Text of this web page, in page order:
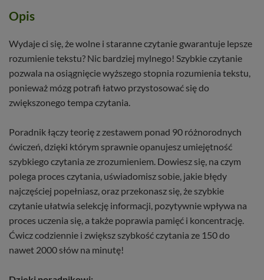
Opis
Wydaje ci się, że wolne i staranne czytanie gwarantuje lepsze
rozumienie tekstu? Nic bardziej mylnego! Szybkie czytanie
pozwala na osiągnięcie wyższego stopnia rozumienia tekstu,
ponieważ mózg potrafi łatwo przystosować się do
zwiększonego tempa czytania.
Poradnik łączy teorię z zestawem ponad 90 różnorodnych
ćwiczeń, dzięki którym sprawnie opanujesz umiejętność
szybkiego czytania ze zrozumieniem. Dowiesz się, na czym
polega proces czytania, uświadomisz sobie, jakie błędy
najczęściej popełniasz, oraz przekonasz się, że szybkie
czytanie ułatwia selekcję informacji, pozytywnie wpływa na
proces uczenia się, a także poprawia pamięć i koncentrację.
Ćwicz codziennie i zwiększ szybkość czytania ze 150 do
nawet 2000 słów na minutę!